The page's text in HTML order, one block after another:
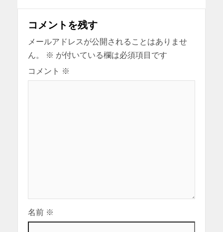
コメントを残す
メールアドレスが公開されることはありませ
ん。
※ が付いている欄は必須項目です
コメント ※
名前 ※